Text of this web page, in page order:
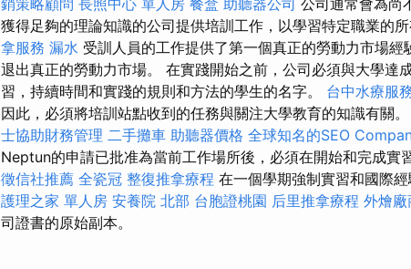
獲得足夠的理論知識的公司提供培訓工作，以學習特定職業的所
拿服務 漏水 受訓人員的工作提供了第一個真正的勞動力市場
退出真正的勞動力市場。 在實踐開始之前，公司必須與大學達
習，持續時間和實踐的規則和方法的學生的名字。 台中水療服
因此，必須將培訓站點收到的任務與關注大學教育的知識有關。
士協助財務管理 二手攤車 助聽器價格 全球知名的SEO
Neptun的申請已批准為當前工作場所後，必須在開始和完成實
徵信社推薦 全瓷冠 整復推拿療程 在一個學期強制實習和國際
護理之家 單人房 安養院 北部 台胞證桃園 后里推拿療程 外燴廠
司證書的原始副本。